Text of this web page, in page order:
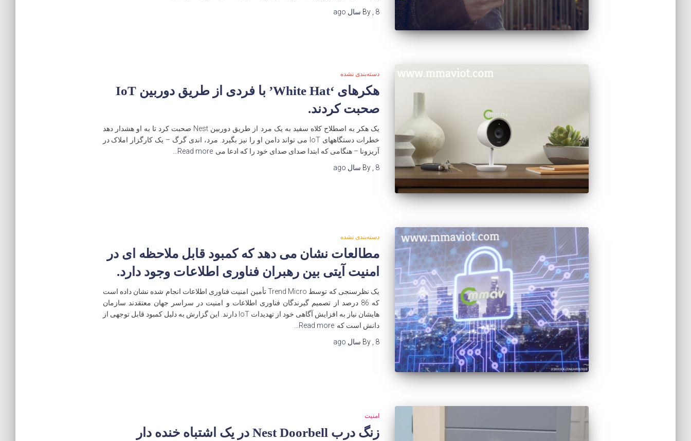
By
8 سال
دسته‌بندی نشده
هکرهای ‘White Hat’ با فردی از طریق دوربین IoT
صحبت کردند.
یک هکر به اصطلاح کلاه سفید به یک مرد از طریق دوربین Nest صحبت کرد تا به او هشدار دهد
خطرات دستگاههای IoT می تواند دامن او را نیز بگیرد. مرد، اندی گرگ – یک کارگزار املاک در
آریزونا – هنگامی که ابتدا صدای صدای خود را که ادعا می Read more…
By
8 سال
دسته‌بندی نشده
مطالعات نشان می دهد که کمبود قابل ملاحظه ای در
امنیت آیتی بین رهبران فناوری اطلاعات وجود دارد.
یک نظرسنجی که توسط Trend Micro تأمین امنیت فناوری اطلاعات انجام شده نشان داده است
که 86 درصد از تصمیم گیرندگان فناوری اطلاعات و امنیت در سراسر جهان معتقدند سازمان
هایشان نیاز به افزایش آگاهی خود از تهدیدات IoT دارند. این گزارش به دلیل کمبود قابل توجهی از
دانش است که Read more…
By
8 سال
امنیت
زنگ درب Nest Doorbell در یک اشتباه خنده دار